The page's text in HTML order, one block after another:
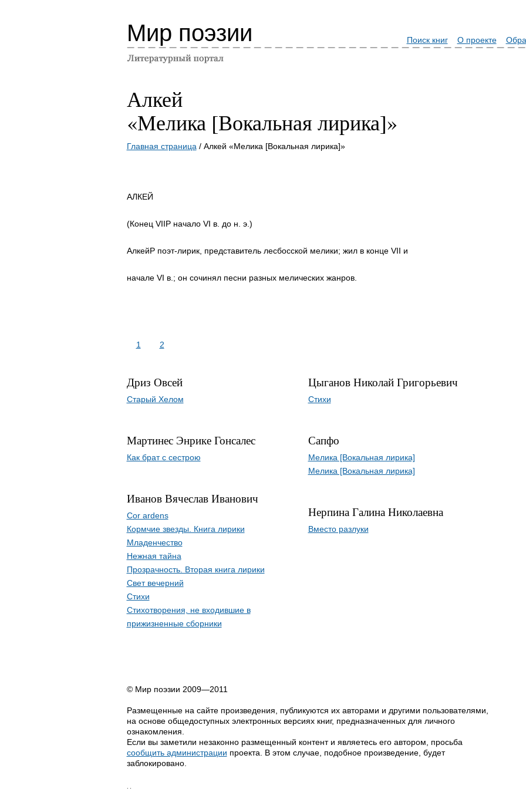
Мир поэзии Поиск книг О проекте
Алкей
«Мелика [Вокальная лирика]»
Главная страница / Алкей «Мелика [Вокальная лирика]»
АЛКЕЙ
(Конец VIIP начало VI в. до н. э.)
АлкейP поэт-лирик, представитель лесбосской мелики; жил в конце VII и
начале VI в.; он сочинял песни разных мелических жанров.
1 2
Дриз Овсей
Старый Хелом
Мартинес Энрике Гонсалес
Как брат с сестрою
Иванов Вячеслав Иванович
Cor ardens
Кормчие звезды. Книга лирики
Младенчество
Нежная тайна
Прозрачность. Вторая книга лирики
Свет вечерний
Стихи
Стихотворения, не входившие в
прижизненные сборники
Цыганов Николай Григорьевич
Стихи
Сапфо
Мелика [Вокальная лирика]
Мелика [Вокальная лирика]
Нерпина Галина Николаевна
Вместо разлуки
© Мир поэзии 2009—2011
Размещенные на сайте произведения, публикуются их авторами и другими пользователями,
на основе общедоступных электронных версиях книг, предназначенных для личного
ознакомления.
Если вы заметили незаконно размещенный контент и являетесь его автором, просьба
сообщить администрации проекта. В этом случае, подобное произведение, будет
заблокировано.